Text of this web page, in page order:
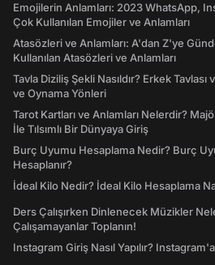
Emojilerin Anlamları: 2023 WhatsApp,
Çok Kullanılan Emojiler ve Anlamları
Atasözleri ve Anlamları: A'dan Z'ye
Kullanılan Atasözleri ve Anlamları
Tavla Diziliş Şekli Nasıldır? Erkek Tavlası
ve Oynama Yönleri
Tarot Kartları ve Anlamları Nelerdir?
İle Tılsımlı Bir Dünyaya Giriş
Burç Uyumu Hesaplama Nedir? Burç
Hesaplanır?
İdeal Kilo Nedir? İdeal Kilo Hesaplama
Ders Çalışırken Dinlenecek Müzikler
Çalışamayanlar Toplanın!
Instagram Giriş Nasıl Yapılır?